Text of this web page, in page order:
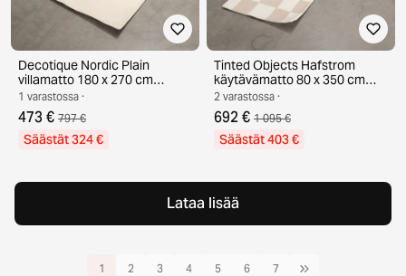
Decotique Nordic Plain
villamatto 180 x 270 cm
luonnonvalkoinen
1 varastossa ·
473 € 797 €
Säästät 324 €
Tinted Objects Hafstrom
käytävämatto 80 x 350 cm
beige / valkoinen
2 varastossa ·
692 € 1 095 €
Säästät 403 €
Lataa lisää
1 2 3 4 5 6 7